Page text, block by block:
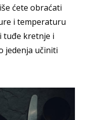
ćete obraćati
i temperaturu
tuđe kretnje i
jedenja učiniti